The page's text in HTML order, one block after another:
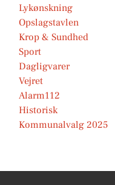
Lykønskning
Opslagstavlen
Krop & Sundhed
Sport
Dagligvarer
Vejret
Alarm112
Historisk
Kommunalvalg 2025